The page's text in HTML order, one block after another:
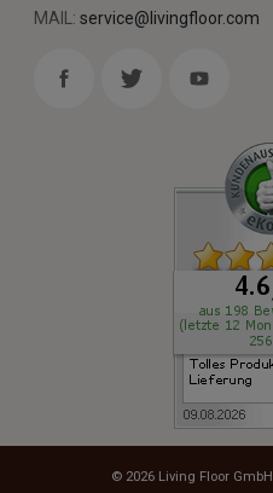
MAIL: service@livingfloor.com
© 2026 Living Floor GmbH